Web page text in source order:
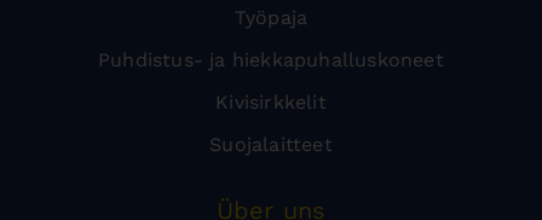
Työpaja
Puhdistus- ja hiekkapuhalluskoneet
Kivisirkkelit
Suojalaitteet
Über uns